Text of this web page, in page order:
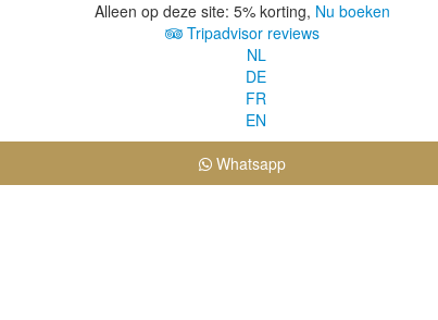
Alleen op deze site: 5% korting, Nu boeken
Tripadvisor reviews
NL
DE
FR
EN
Whatsapp